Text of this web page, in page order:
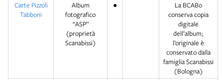
Carte Pizzoli
Tabboni
Album
fotografico
“ASP”
(proprietà
Scanabissi)
●
La BCABo
conserva copia
digitale
dell’album;
l’originale è
conservato dalla
famiglia Scanabissi
(Bologna)